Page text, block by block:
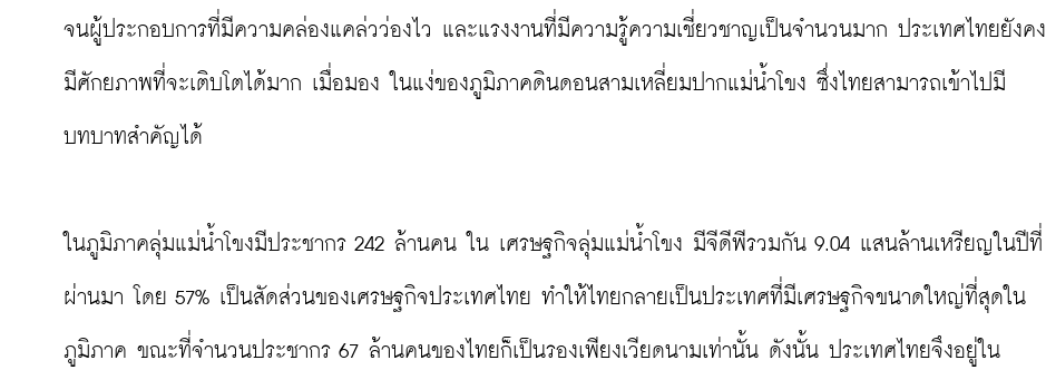
จนผู้ประกอบการที่มีความคล่องแคล่วว่องไว และแรงงานที่มีความรู้ความเชี่ยวชาญเป็นจำนวนมาก ประเทศไทยยังคง
มีศักยภาพที่จะเติบโตได้มาก เมื่อมอง ในแง่ของภูมิภาคดินดอนสามเหลี่ยมปากแม่น้ำโขง ซึ่งไทยสามารถเข้าไปมี
บทบาทสำคัญได้
ในภูมิภาคลุ่มแม่น้ำโขงมีประชากร 242 ล้านคน ใน เศรษฐกิจลุ่มแม่น้ำโขง มีจีดีพีรวมกัน 9.04 แสนล้านเหรียญในปีที่
ผ่านมา โดย 57% เป็นสัดส่วนของเศรษฐกิจประเทศไทย ทำให้ไทยกลายเป็นประเทศที่มีเศรษฐกิจขนาดใหญ่ที่สุดใน
ภูมิภาค ขณะที่จำนวนประชากร 67 ล้านคนของไทยก็เป็นรองเพียงเวียดนามเท่านั้น ดังนั้น ประเทศไทยจึงอยู่ใน